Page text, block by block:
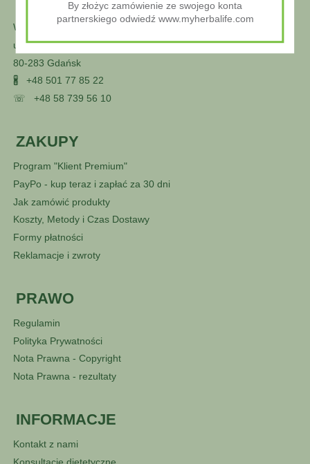
Wellness Styl
ul. Głuszca 25
80-283 Gdańsk
🖁 +48 501 77 85 22
☏ +48 58 739 56 10
ZAKUPY
Program "Klient Premium"
PayPo - kup teraz i zapłać za 30 dni
Jak zamówić produkty
Koszty, Metody i Czas Dostawy
Formy płatności
Reklamacje i zwroty
PRAWO
Regulamin
Polityka Prywatności
Nota Prawna - Copyright
Nota Prawna - rezultaty
INFORMACJE
Kontakt z nami
By złożyc zamówienie ze swojego konta
partnerskiego odwiedź www.myherbalife.com